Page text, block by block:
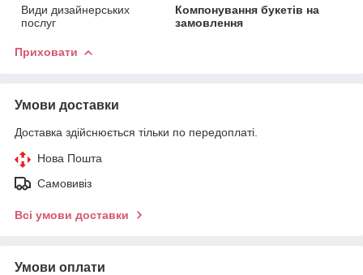
Види дизайнерських
послуг
Компонування букетів на
замовлення
Приховати
Умови доставки
Доставка здійснюється тільки по передоплаті.
Нова Пошта
Самовивіз
Всі умови доставки
Умови оплати